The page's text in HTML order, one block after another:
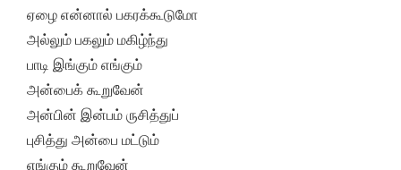
ஏழை என்னால் பகரக்கூடுமோ
அல்லும் பகலும் மகிழ்ந்து
பாடி இங்கும் எங்கும்
அன்பைக் கூறுவேன்
அன்பின் இன்பம் ருசித்துப்
புசித்து அன்பை மட்டும்
எங்கும் கூறுவேன்